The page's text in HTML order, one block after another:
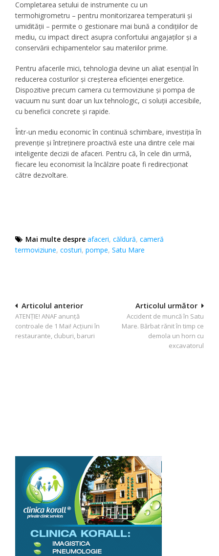
Completarea setului de instrumente cu un
termohigrometru – pentru monitorizarea temperaturii și
umidității – permite o gestionare mai bună a condițiilor de
mediu, cu impact direct asupra confortului angajaților și a
conservării echipamentelor sau materiilor prime.
Pentru afacerile mici, tehnologia devine un aliat esențial în
reducerea costurilor și creșterea eficienței energetice.
Dispozitive precum camera cu termoviziune și pompa de
vacuum nu sunt doar un lux tehnologic, ci soluții accesibile,
cu beneficii concrete și rapide.
Într-un mediu economic în continuă schimbare, investiția în
prevenție și întreținere proactivă este una dintre cele mai
inteligente decizii de afaceri. Pentru că, în cele din urmă,
fiecare leu economisit la încălzire poate fi redirecționat
către dezvoltare.
Mai multe despre afaceri,căldură,cameră
termoviziune,costuri,pompe,Satu Mare
Navigare
în
articole
Articolul următor
Accident de muncă în Satu
Mare. Bărbat rănit în timp ce
demola un horn cu
excavatorul
Articolul anterior
ATENȚIE! ANAF anunță
controale de 1 Mai! Acțiuni în
restaurante, cluburi, baruri